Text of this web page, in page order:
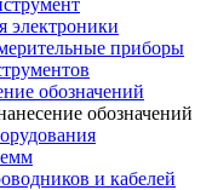
электроники
приборы
обозначений
обозначений
и кабелей